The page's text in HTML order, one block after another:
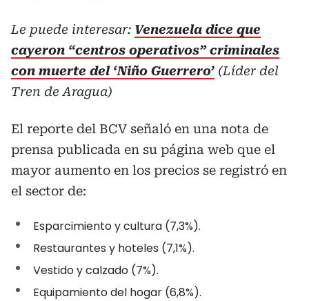
Le puede interesar: Venezuela dice que
cayeron “centros operativos” criminales
con muerte del ‘Niño Guerrero’ (Líder del
Tren de Aragua)
El reporte del BCV señaló en una nota de
prensa publicada en su página web que el
mayor aumento en los precios se registró en
el sector de:
Esparcimiento y cultura (7,3%).
Restaurantes y hoteles (7,1%).
Vestido y calzado (7%).
Equipamiento del hogar (6,8%).